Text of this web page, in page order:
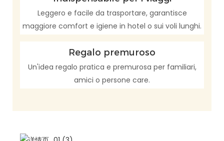
Leggero e facile da trasportare, garantisce
maggiore comfort e igiene in hotel o sui voli lunghi.
Regalo premuroso
Un'idea regalo pratica e premurosa per familiari,
amici o persone care.